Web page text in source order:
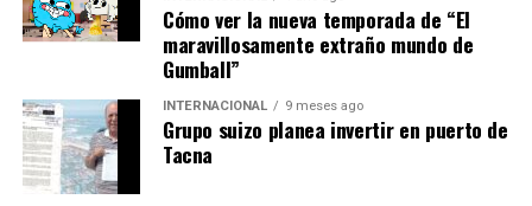
infracción, ni la obtención
de un supuesto beneficio
electoral”, explicó la
magistrada Soto en su
proyecto.
Cómo ver la nueva temporada de “El
maravillosamente extraño mundo de
Gumball”
INTERNACIONAL 9 meses ago
Grupo suizo planea invertir en puerto de
Tacna